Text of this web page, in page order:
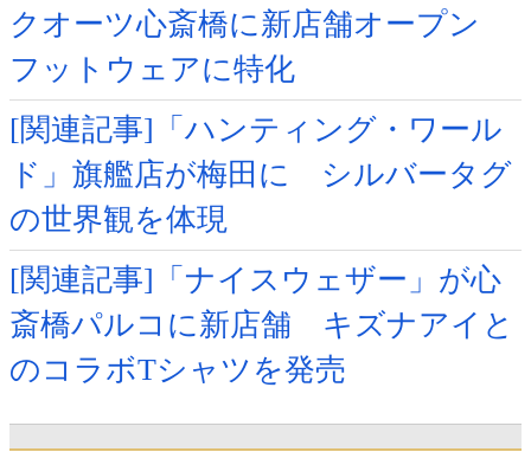
クオーツ心斎橋に新店舗オープン
フットウェアに特化
[関連記事]「ハンティング・ワール
ド」旗艦店が梅田に シルバータグ
の世界観を体現
[関連記事]「ナイスウェザー」が心
斎橋パルコに新店舗 キズナアイと
のコラボTシャツを発売